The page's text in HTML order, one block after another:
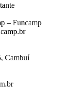
– Funcamp
Cambuí